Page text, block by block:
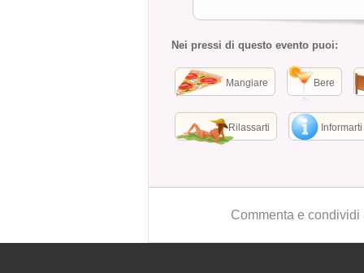
Nei pressi di questo evento puoi:
Mangiare Bere
Rilassarti Informarti
Commenta e